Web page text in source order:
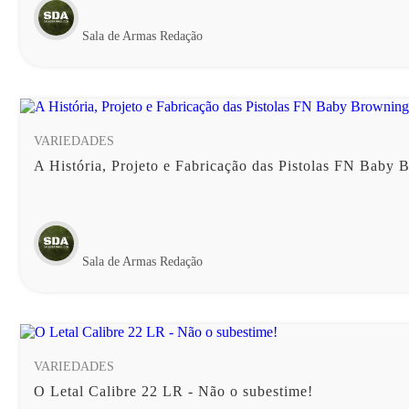
Sala de Armas Redação
VARIEDADES
A História, Projeto e Fabricação das Pistolas FN Baby
Sala de Armas Redação
VARIEDADES
O Letal Calibre 22 LR - Não o subestime!